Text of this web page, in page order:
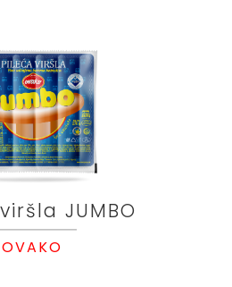
JUMBO
OVAKO